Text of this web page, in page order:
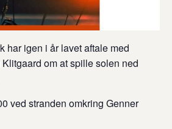
har igen i år lavet aftale med
om at spille solen ned
ved stranden omkring Genner